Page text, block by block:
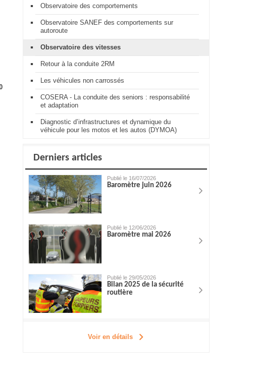
Observatoire des comportements
Observatoire SANEF des comportements sur
autoroute
Observatoire des vitesses
Retour à la conduite 2RM
Les véhicules non carrossés
COSERA - La conduite des seniors : responsabilité
et adaptation
Diagnostic d’infrastructures et dynamique du
véhicule pour les motos et les autos (DYMOA)
Derniers articles
Publié le 16/07/2026
Baromètre juin 2026
Publié le 12/06/2026
Baromètre mai 2026
Publié le 29/05/2026
Bilan 2025 de la sécurité
routière
Voir en détails